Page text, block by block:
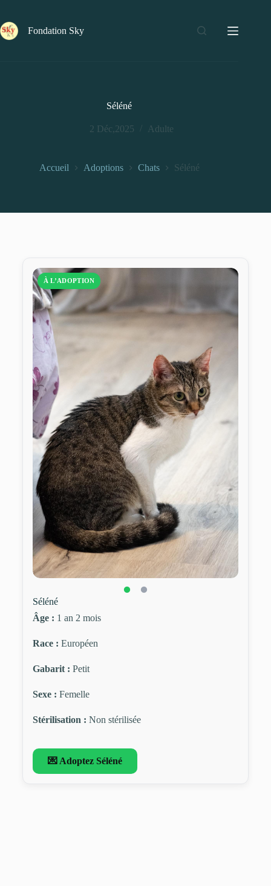
Fondation Sky
Séléné
2 Déc,2025 Adulte
Accueil Adoptions Chats Séléné
À L’ADOPTION
Séléné
Âge : 1 an 2 mois
Race : Européen
Gabarit : Petit
Sexe : Femelle
Stérilisation : Non stérilisée
💌 Adoptez Séléné